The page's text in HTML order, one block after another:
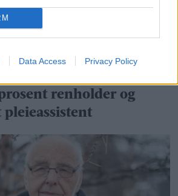
Data Access Privacy Policy
renholder og
pleieassistent